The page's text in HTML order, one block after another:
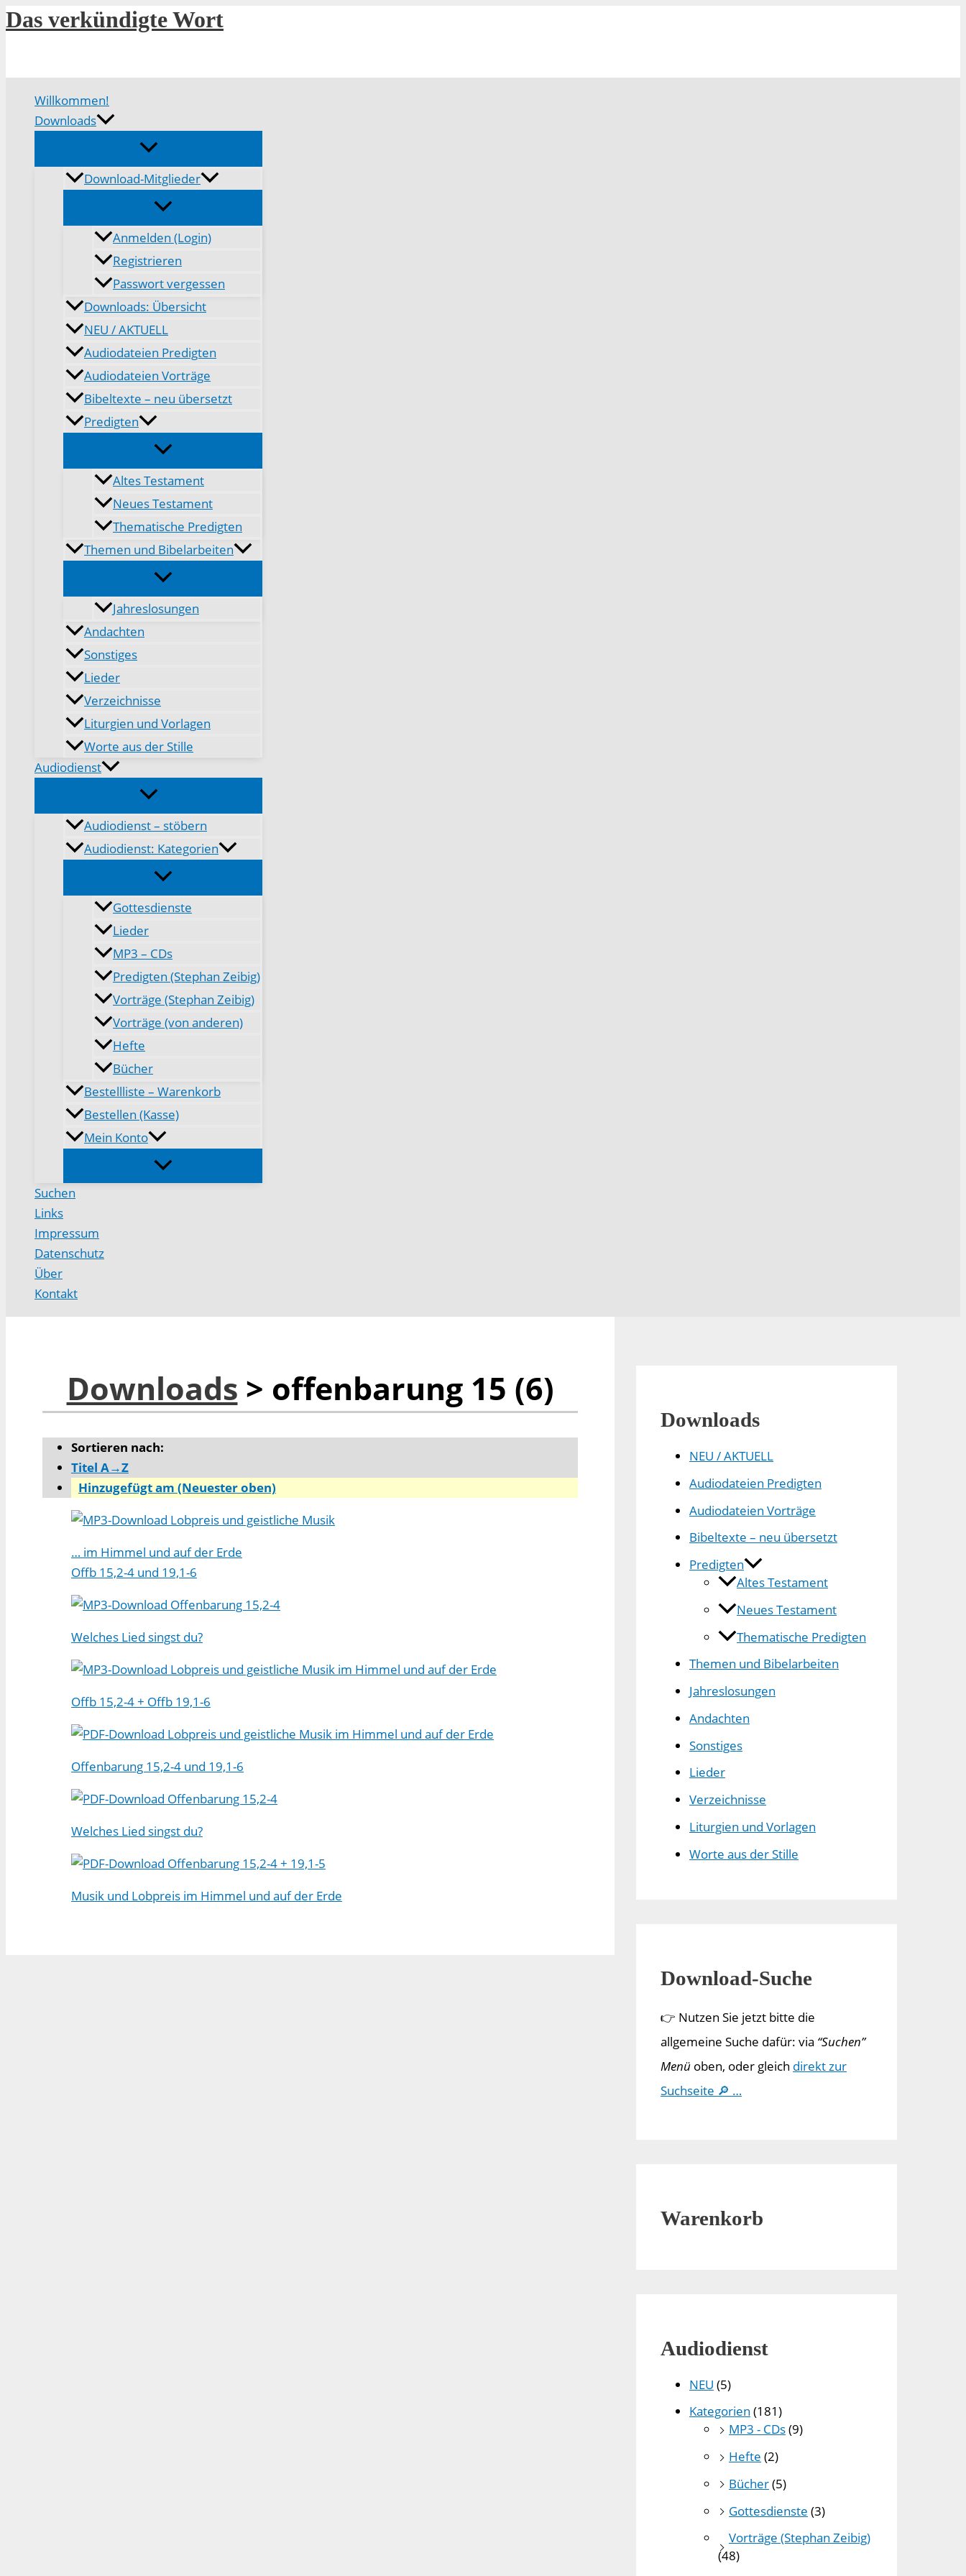
Zum
Inhalt
Das verkündigte Wort
Willkommen!
Downloads
Download-Mitglieder
Anmelden (Login)
Registrieren
Passwort vergessen
Downloads: Übersicht
NEU / AKTUELL
Audiodateien Predigten
Audiodateien Vorträge
Bibeltexte – neu übersetzt
Predigten
Altes Testament
Neues Testament
Thematische Predigten
Themen und Bibelarbeiten
Jahreslosungen
Andachten
Sonstiges
Lieder
Verzeichnisse
Liturgien und Vorlagen
Worte aus der Stille
Audiodienst
Audiodienst – stöbern
Audiodienst: Kategorien
Gottesdienste
Lieder
MP3 – CDs
Predigten (Stephan Zeibig)
Vorträge (Stephan Zeibig)
Vorträge (von anderen)
Hefte
Bücher
Bestellliste – Warenkorb
Bestellen (Kasse)
Mein Konto
Suchen
Links
Impressum
Datenschutz
Über
Kontakt
Downloads > offenbarung 15 (6)
Sortieren nach:
Titel A→Z
Hinzugefügt am (Neuester oben)
Lobpreis und geistliche Musik
… im Himmel und auf der Erde
Offb 15,2-4 und 19,1-6
Offenbarung 15,2-4
Welches Lied singst du?
Lobpreis und geistliche Musik im Himmel und auf der Erde
Offb 15,2-4 + Offb 19,1-6
Lobpreis und geistliche Musik im Himmel und auf der Erde
Offenbarung 15,2-4 und 19,1-6
Offenbarung 15,2-4
Welches Lied singst du?
Offenbarung 15,2-4 + 19,1-5
Musik und Lobpreis im Himmel und auf der Erde
Downloads
NEU / AKTUELL
Audiodateien Predigten
Audiodateien Vorträge
Bibeltexte – neu übersetzt
Predigten
Altes Testament
Neues Testament
Thematische Predigten
Themen und Bibelarbeiten
Jahreslosungen
Andachten
Sonstiges
Lieder
Verzeichnisse
Liturgien und Vorlagen
Worte aus der Stille
Download-Suche
👉 Nutzen Sie jetzt bitte die
allgemeine Suche dafür: via “Suchen”
Menü oben, oder gleich direkt zur
Suchseite 🔎 …
Warenkorb
Audiodienst
NEU (5)
Kategorien (181)
MP3 - CDs(9)
Hefte (2)
Bücher(5)
Gottesdienste (3)
Vorträge (Stephan Zeibig)
(48)